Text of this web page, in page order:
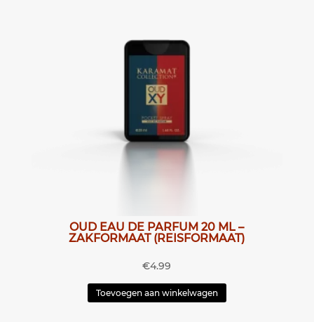
OUD EAU DE PARFUM 20 ML –
ZAKFORMAAT (REISFORMAAT)
€4.99
Toevoegen aan winkelwagen